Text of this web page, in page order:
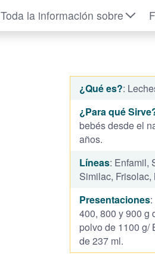
Toda la información sobre
¿Qué es?:
¿Para qué
bebés desde el
años.
Líneas: Enfamil,
Similac, Frisolac,
Presentaciones
400, 800 y 900 g
polvo de 1100 g/
de 237 ml.